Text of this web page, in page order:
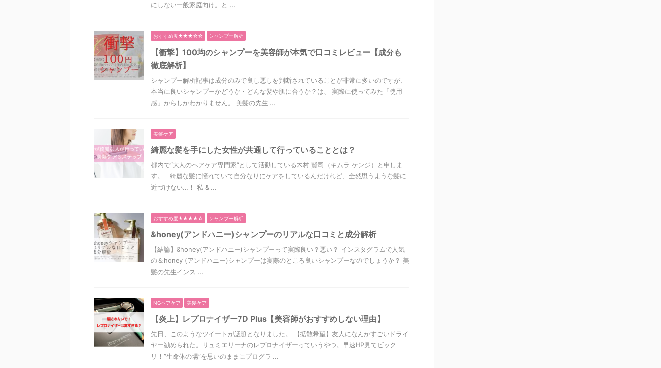
にしない一般家庭向け。と ...
おすすめ度★★★☆☆ シャンプー解析
【衝撃】100均のシャンプーを美容師が本気で口コミレビュー【成分も
徹底解析】
シャンプー解析記事は成分のみで良し悪しを判断されていることが非常に多いのですが、
本当に良いシャンプーかどうか・どんな髪や肌に合うか？は、 実際に使ってみた「使用
感」からしかわかりません。 美髪の先生 ...
美髪ケア
綺麗な髪を手にした女性が共通して行っていることとは？
都内で“大人のヘアケア専門家”として活動している木村 賢司（キムラ ケンジ）と申しま
す。 綺麗な髪に憧れていて自分なりにケアをしているんだけれど、全然思うような髪に
近づけない…！ 私 & ...
おすすめ度★★★★☆ シャンプー解析
&honey(アンドハニー)シャンプーのリアルな口コミと成分解析
【結論】&honey(アンドハニー)シャンプーって実際良い？悪い？ インスタグラムで人気
の＆honey (アンドハニー)シャンプーは実際のところ良いシャンプーなのでしょうか？ 美
髪の先生インス ...
NGヘアケア 美髪ケア
【炎上】レプロナイザー7D Plus【美容師がおすすめしない理由】
先日、このようなツイートが話題となりました。 【拡散希望】友人になんかすごいドライ
ヤー勧められた。リュミエリーナのレプロナイザーっていうやつ。早速HP見てビック
リ！”生命体の場”を思いのままにプログラ ...